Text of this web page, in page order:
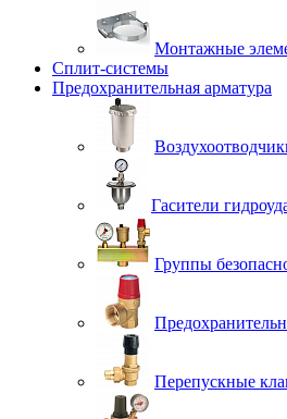
Монтажные
Сплит-системы
Предохранительная арматура
Гасители
Группы
Перепускные